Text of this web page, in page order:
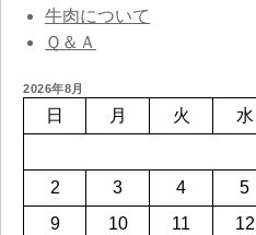
牛肉について
Ｑ＆Ａ
2026年8月
日 月 火 水
2
3 4 5
9
10 11 12